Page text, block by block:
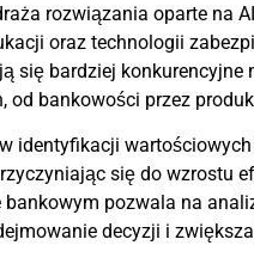
rozwiązania oparte na
oraz technologii
się bardziej konkurencyjne
od bankowości przez
identyfikacji
się do wzrostu
pozwala na
decyzji i